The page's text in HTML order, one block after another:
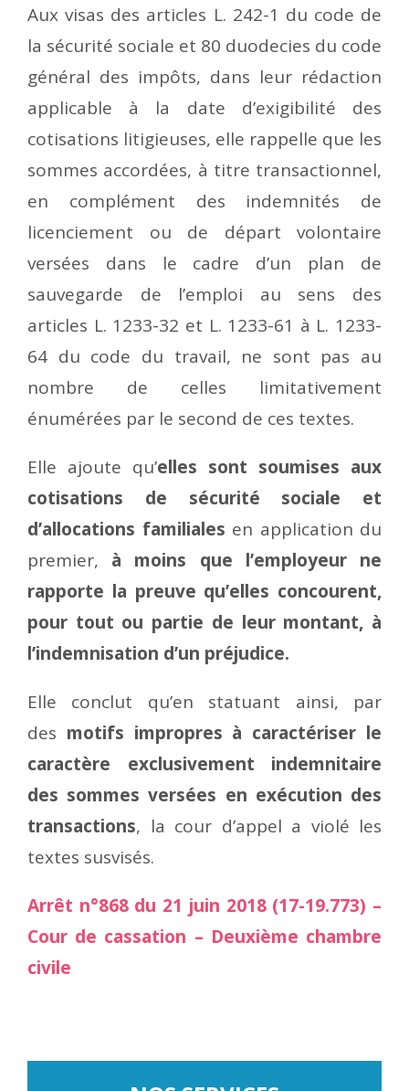
Aux visas des articles L. 242-1 du code de
la sécurité sociale et 80 duodecies du code
général des impôts, dans leur rédaction
applicable à la date d’exigibilité des
cotisations litigieuses, elle rappelle que les
sommes accordées, à titre transactionnel,
en complément des indemnités de
licenciement ou de départ volontaire
versées dans le cadre d’un plan de
sauvegarde de l’emploi au sens des
articles L. 1233-32 et L. 1233-61 à L. 1233-
64 du code du travail, ne sont pas au
nombre de celles limitativement
énumérées par le second de ces textes.
Elle ajoute qu’elles sont soumises aux
cotisations de sécurité sociale et
d’allocations familiales en application du
premier, à moins que l’employeur ne
rapporte la preuve qu’elles concourent,
pour tout ou partie de leur montant, à
l’indemnisation d’un préjudice.
Elle conclut qu’en statuant ainsi, par
des motifs impropres à caractériser le
caractère exclusivement indemnitaire
des sommes versées en exécution des
transactions, la cour d’appel a violé les
textes susvisés.
Arrêt n°868 du 21 juin 2018 (17-19.773) –
Cour de cassation – Deuxième chambre
civile